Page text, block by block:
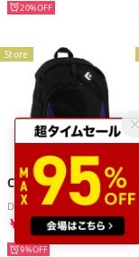
20%
Store
CONVERSE
D パック LL C2664010 （1974 ブラック×パープル）
￥8,318
9%